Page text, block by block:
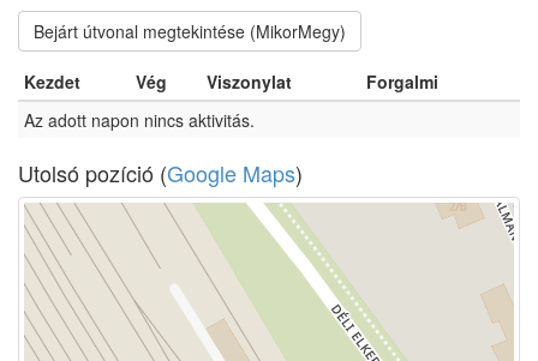
Bejárt útvonal megtekintése (MikorMegy)
Kezdet Vég Viszonylat
Forgalmi
Az adott napon nincs aktivitás.
Utolsó pozíció (Google Maps)